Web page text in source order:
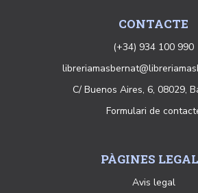
CONTACTE
(+34) 934 100 990
C/ Buenos Aires, 6, 08029,
Formulari de
PÀGINES
Avis legal